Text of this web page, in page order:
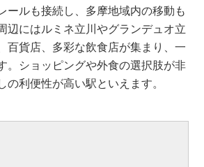
ールも接続し、多摩地域内の移動も
辺にはルミネ立川やグランデュオ立
百貨店、多彩な飲食店が集まり、一
。ショッピングや外食の選択肢が非
の利便性が高い駅といえます。